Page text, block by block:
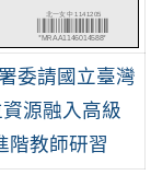
委請國立臺灣
源融入高級
階教師研習